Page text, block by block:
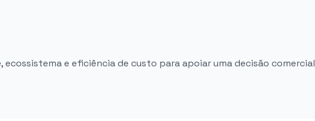
e eficiência de custo para apoiar uma decisão comercial